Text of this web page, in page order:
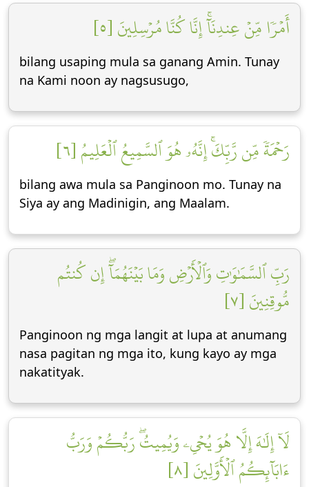
أَمۡرٗا مِّنۡ عِندِنَآۚ إِنَّا كُنَّا مُرۡسِلِينَ [٥]
bilang usaping mula sa ganang Amin. Tunay
na Kami noon ay nagsusugo,
رَحۡمَةٗ مِّن رَّبِّكَۚ إِنَّهُۥ هُوَ ٱلسَّمِيعُ ٱلۡعَلِيمُ [٦]
bilang awa mula sa Panginoon mo. Tunay na
Siya ay ang Madinigin, ang Maalam.
رَبِّ ٱلسَّمَٰوَٰتِ وَٱلۡأَرۡضِ وَمَا بَيۡنَهُمَآۖ إِن كُنتُم
مُّوقِنِينَ [٧]
Panginoon ng mga langit at lupa at anumang
nasa pagitan ng mga ito, kung kayo ay mga
nakatityak.
لَآ إِلَٰهَ إِلَّا هُوَ يُحۡيِۦ وَيُمِيتُۖ رَبُّكُمۡ وَرَبُّ
ءَابَآئِكُمُ ٱلۡأَوَّلِينَ [٨]